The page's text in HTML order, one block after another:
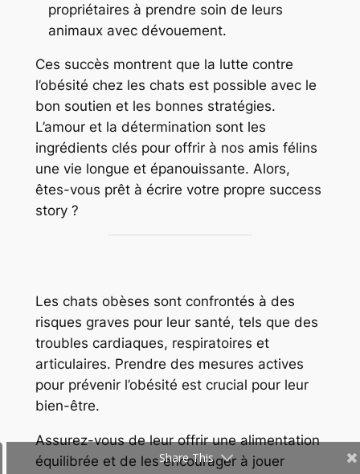
propriétaires à prendre soin de leurs
animaux avec dévouement.
Ces succès montrent que la lutte contre
l’obésité chez les chats est possible avec le
bon soutien et les bonnes stratégies.
L’amour et la détermination sont les
ingrédients clés pour offrir à nos amis félins
une vie longue et épanouissante. Alors,
êtes-vous prêt à écrire votre propre success
story ?
Les chats obèses sont confrontés à des
risques graves pour leur santé, tels que des
troubles cardiaques, respiratoires et
articulaires. Prendre des mesures actives
pour prévenir l’obésité est crucial pour leur
bien-être.
Assurez-vous de leur offrir une alimentation
équilibrée et de les encourager à jouer
Share This